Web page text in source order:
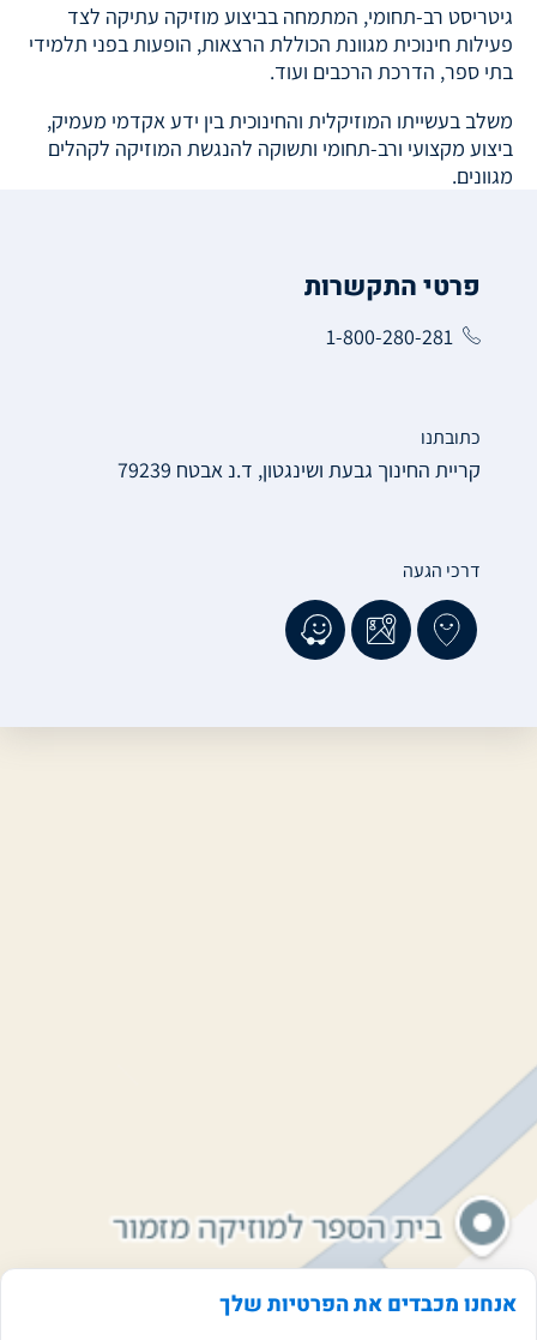
גיטריסט רב-תחומי, המתמחה בביצוע מוזיקה עתיקה לצד
פעילות חינוכית מגוונת הכוללת הרצאות, הופעות בפני תלמידי
בתי ספר, הדרכת הרכבים ועוד.
משלב בעשייתו המוזיקלית והחינוכית בין ידע אקדמי מעמיק,
ביצוע מקצועי ורב-תחומי ותשוקה להנגשת המוזיקה לקהלים
מגוונים.
פרטי התקשרות
1-800-280-281
כתובתנו
קריית החינוך גבעת ושינגטון, ד.נ אבטח 79239
דרכי הגעה
אנחנו מכבדים את הפרטיות שלך